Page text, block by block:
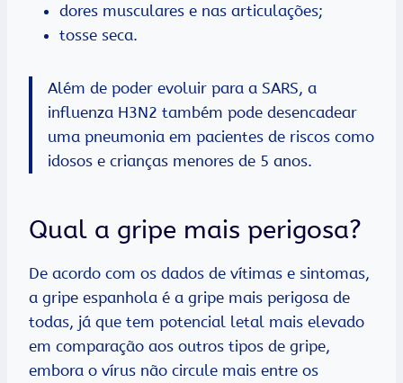
dores musculares e nas articulações;
tosse seca.
Além de poder evoluir para a SARS, a
influenza H3N2 também pode desencadear
uma pneumonia em pacientes de riscos como
idosos e crianças menores de 5 anos.
Qual a gripe mais perigosa?
De acordo com os dados de vítimas e sintomas,
a gripe espanhola é a gripe mais perigosa de
todas, já que tem potencial letal mais elevado
em comparação aos outros tipos de gripe,
embora o vírus não circule mais entre os